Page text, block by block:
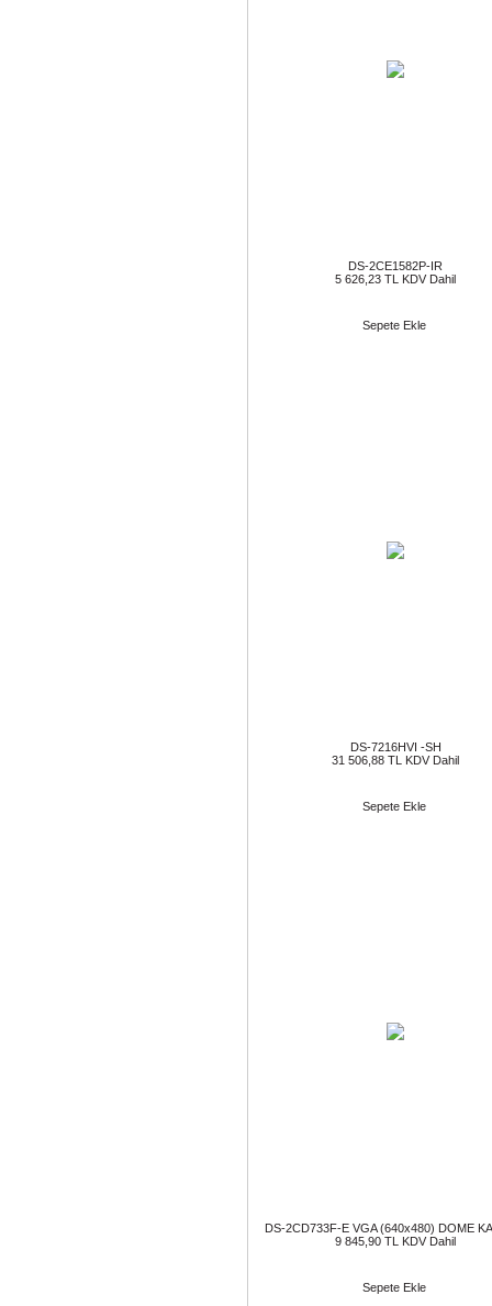
DS-2CE1582P-IR
5 626,23 TL KDV Dahil
Sepete Ekle
DS-7216HVI -SH
31 506,88 TL KDV Dahil
Sepete Ekle
DS-2CD733F-E VGA (640x480) DOME
9 845,90 TL KDV Dahil
Sepete Ekle